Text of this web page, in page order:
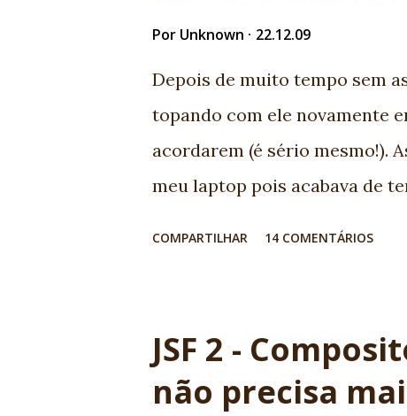
community friend! EXTRA: My
Por Unknown 22.12.09
Depois de muito tempo sem
topando com ele novamente
acordarem (é sério mesmo!).
meu laptop pois acabava de
teríamos aquela jovem com
Casa perfeitamente com
COMPARTILHAR 14 COMENTÁRIOS
JSF 2 -
não precisa